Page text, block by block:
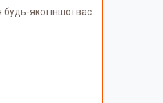
будь-якої іншої вас